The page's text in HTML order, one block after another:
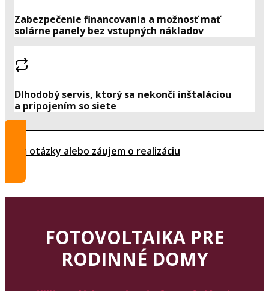
Zabezpečenie financovania a možnosť mať
solárne panely bez vstupných nákladov
Dlhodobý servis, ktorý sa nekončí inštaláciou
a pripojením so siete
Mám otázky alebo záujem o realizáciu
FOTOVOLTAIKA PRE
RODINNÉ DOMY